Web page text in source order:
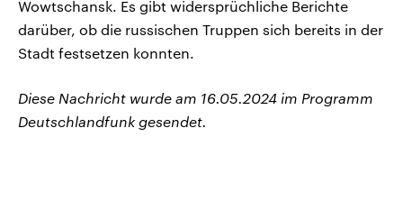
Wowtschansk. Es gibt widersprüchliche Berichte
darüber, ob die russischen Truppen sich bereits in der
Stadt festsetzen konnten.
Diese Nachricht wurde am 16.05.2024 im Programm
Deutschlandfunk gesendet.